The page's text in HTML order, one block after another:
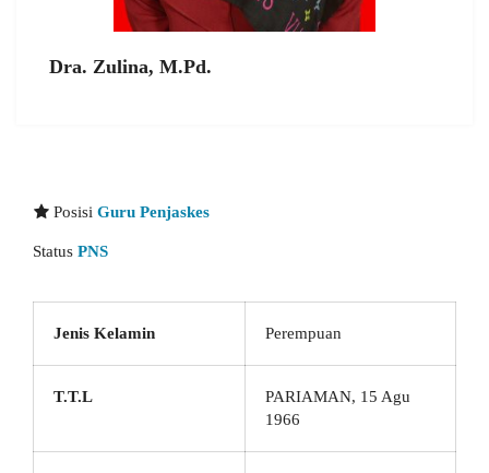
Dra. Zulina, M.Pd.
Posisi Guru Penjaskes
Status PNS
Jenis Kelamin Perempuan
T.T.L
PARIAMAN, 15 Agu
1966